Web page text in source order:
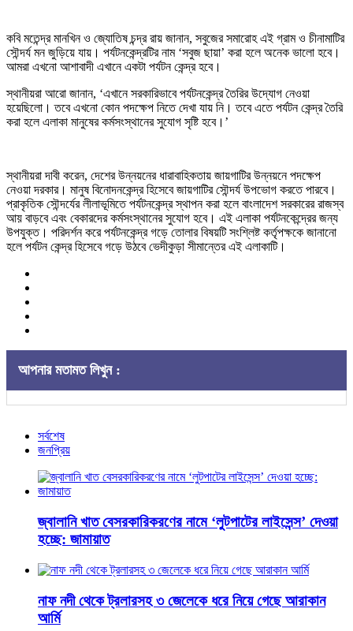
কবি মতেন্দ্র মানখিন ও জ্যোতিষ চন্দ্র রায় জানান, সবুজের সমারোহ এই গ্রাম ও চীনামাটির
সৌন্দর্য মন জুড়িয়ে যায়। পর্যটনকেন্দ্রটির নাম ‘সবুজ ছায়া’ করা হলে অনেক ভালো হবে।
আমরা এখনো আশাবাদী এখানে একটা পর্যটন কেন্দ্র হবে।
স্থানীয়রা আরো জানান, ‘এখানে সরকারিভাবে পর্যটনকেন্দ্র তৈরির উদ্যোগ নেওয়া
হয়েছিলো। তবে এখনো কোন পদক্ষেপ নিতে দেখা যায় নি। তবে এতে পর্যটন কেন্দ্র তৈরি
করা হলে এলাকা মানুষের কর্মসংস্থানের সুযোগ সৃষ্টি হবে।’
স্থানীয়রা দাবী করেন, দেশের উন্নয়নের ধারাবাহিকতায় জায়গাটির উন্নয়নে পদক্ষেপ
নেওয়া দরকার। মানুষ বিনোদনকেন্দ্র হিসেবে জায়গাটির সৌন্দর্য উপভোগ করতে পারবে।
প্রাকৃতিক সৌন্দর্যের লীলাভূমিতে পর্যটনকেন্দ্র স্থাপন করা হলে বাংলাদেশ সরকারের রাজস্ব
আয় বাড়বে এবং বেকারদের কর্মসংস্থানের সুযোগ হবে। এই এলাকা পর্যটনকেন্দ্রের জন্য
উপযুক্ত। পরিদর্শন করে পর্যটনকেন্দ্র গড়ে তোলার বিষয়টি সংশ্লিষ্ট কর্তৃপক্ষকে জানানো
হলে পর্যটন কেন্দ্র হিসেবে গড়ে উঠবে ভেদীকুড়া সীমান্তের এই এলাকাটি।
আপনার মতামত লিখুন :
সর্বশেষ
জনপ্রিয়
জ্বালানি খাত বেসরকারিকরণের নামে ‘লুটপাটের লাইসেন্স’ দেওয়া
হচ্ছে: জামায়াত
নাফ নদী থেকে ট্রলারসহ ৩ জেলেকে ধরে নিয়ে গেছে আরাকান
আর্মি